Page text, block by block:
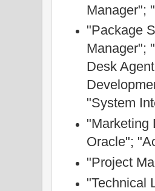
Manager";
"Package
Manager";
Desk
"System
"Marketing
Oracle";
"Project
"Technical